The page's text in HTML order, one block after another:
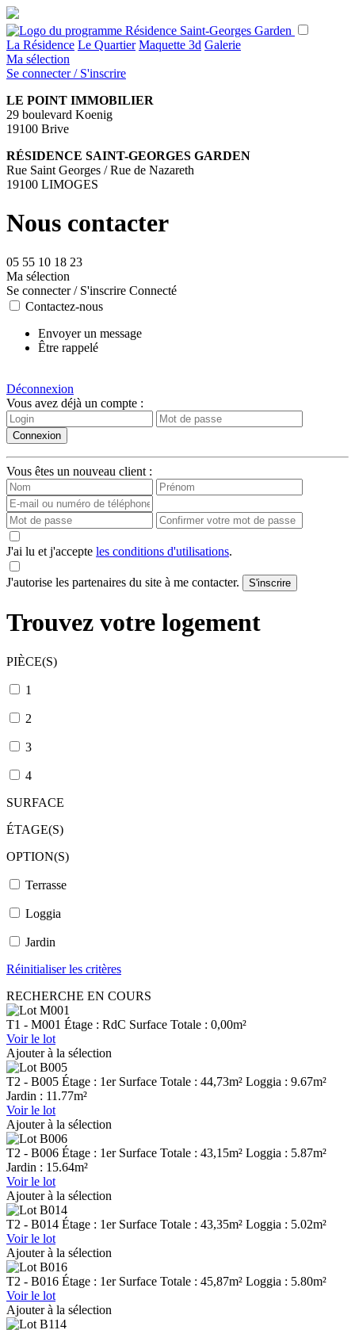
La Résidence Le Quartier Maquette 3d Galerie
Ma sélection
Se connecter / S'inscrire
LE POINT IMMOBILIER
29 boulevard Koenig
19100 Brive
RÉSIDENCE SAINT-GEORGES GARDEN
Rue Saint Georges / Rue de Nazareth
19100 LIMOGES
Nous contacter
05 55 10 18 23
Ma sélection
Se connecter / S'inscrire Connecté
Contactez-nous
Envoyer un message
Être rappelé
Déconnexion
Vous avez déjà un compte :
Vous êtes un nouveau client :
J'ai lu et j'accepte les conditions d'utilisations.
J'autorise les partenaires du site à me contacter.
Trouvez votre logement
PIÈCE(S)
1
2
3
4
SURFACE
ÉTAGE(S)
OPTION(S)
Terrasse
Loggia
Jardin
Réinitialiser les critères
RECHERCHE EN COURS
T1 - M001 Étage : RdC Surface Totale : 0,00m²
Voir le lot
Ajouter à la sélection
T2 - B005 Étage : 1er Surface Totale : 44,73m² Loggia : 9.67m²
Jardin : 11.77m²
Voir le lot
Ajouter à la sélection
T2 - B006 Étage : 1er Surface Totale : 43,15m² Loggia : 5.87m²
Jardin : 15.64m²
Voir le lot
Ajouter à la sélection
T2 - B014 Étage : 1er Surface Totale : 43,35m² Loggia : 5.02m²
Voir le lot
Ajouter à la sélection
T2 - B016 Étage : 1er Surface Totale : 45,87m² Loggia : 5.80m²
Voir le lot
Ajouter à la sélection